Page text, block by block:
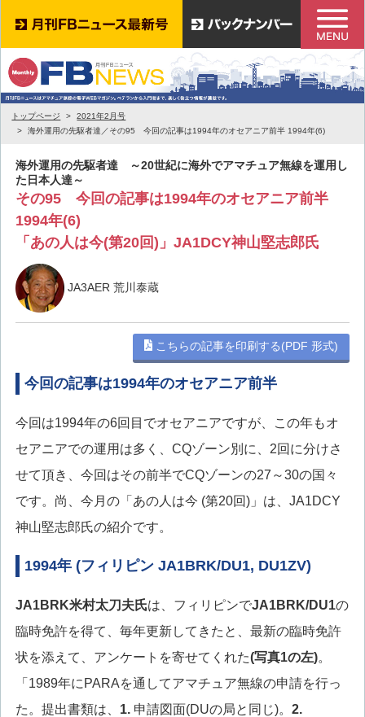
トップページ
2021年2月号
海外運用の先駆者達／その95 今回の記事は1994年のオセアニア前半 1994年(6)
海外運用の先駆者達 ～20世紀に海外でアマチュア無線を運用し
た日本人達～
その95 今回の記事は1994年のオセアニア前半
1994年(6)
「あの人は今(第20回)」JA1DCY神山堅志郎氏
JA3AER 荒川泰蔵
こちらの記事を印刷する(PDF 形式)
今回の記事は1994年のオセアニア前半
今回は1994年の6回目でオセアニアですが、この年もオ
セアニアでの運用は多く、CQゾーン別に、2回に分けさ
せて頂き、今回はその前半でCQゾーンの27～30の国々
です。尚、今月の「あの人は今 (第20回)」は、JA1DCY
神山堅志郎氏の紹介です。
1994年 (フィリピン JA1BRK/DU1, DU1ZV)
JA1BRK米村太刀夫氏は、フィリピンでJA1BRK/DU1の
臨時免許を得て、毎年更新してきたと、最新の臨時免許
状を添えて、アンケートを寄せてくれた(写真1の左)。
「1989年にPARAを通してアマチュア無線の申請を行っ
た。提出書類は、 1.申請図面(DUの局と同じ)。 2.